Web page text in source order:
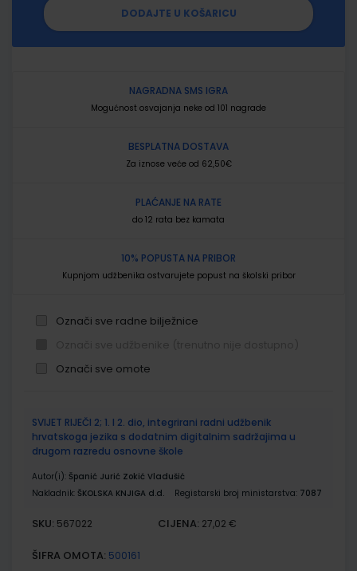
DODAJTE U KOŠARICU
NAGRADNA SMS IGRA
Mogućnost osvajanja neke od 101 nagrade
BESPLATNA DOSTAVA
Za iznose veće od 62,50€
PLAĆANJE NA RATE
do 12 rata bez kamata
10% POPUSTA NA PRIBOR
Kupnjom udžbenika ostvarujete popust na školski pribor
Označi sve radne bilježnice
Označi sve omote
proizvodi
SVIJET RIJEČI 2; 1. I 2. dio, integrirani radni udžbenik
hrvatskoga jezika s dodatnim digitalnim sadržajima u
drugom razredu osnovne škole
Autor(i): Španić Jurić Zokić Vladušić
Nakladnik: ŠKOLSKA KNJIGA d.d. Registarski broj ministarstva: 7087
SKU: 567022 CIJENA: 27,02 €
ŠIFRA OMOTA: 500161